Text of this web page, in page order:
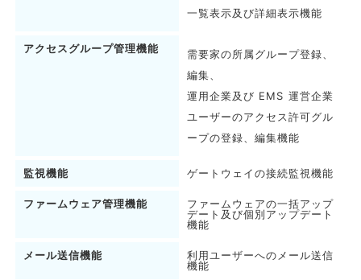
一覧表示及び詳細表示機能
アクセスグループ管理機能
需要家の所属グループ登録、
編集、
運用企業及び EMS 運営企業
ユーザーのアクセス許可グル
ープの登録、編集機能
監視機能 ゲートウェイの接続監視機能
ファームウェア管理機能
ファームウェアの一括アップ
デート及び個別アップデート
機能
メール送信機能
利用ユーザーへのメール送信
機能